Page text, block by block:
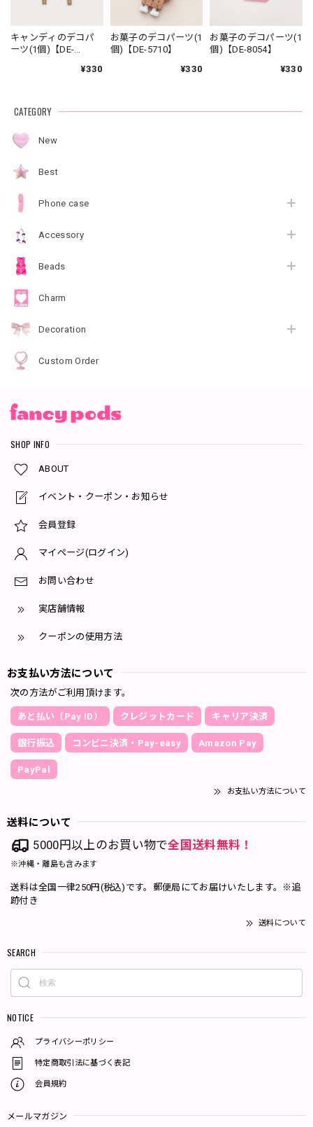
キャンディのデコパ
ーツ(1個)【DE-
¥330
お菓子のデコパーツ(1
個)【DE-5710】
¥330
お菓子のデコパーツ(1
個)【DE-8054】
¥330
CATEGORY
New
Best
Phone case
Accessory
Beads
Charm
Decoration
Custom Order
SHOP INFO
ABOUT
イベント・クーポン・お知らせ
会員登録
マイページ(ログイン)
お問い合わせ
実店舗情報
クーポンの使用方法
お支払い方法について
次の方法がご利用頂けます。
あと払い（Pay ID） クレジットカード キャリア決済
銀行振込 コンビニ決済・Pay-easy Amazon Pay
PayPal
お支払い方法について
送料について
5000円以上のお買い物で全国送料無料！
※沖縄・離島も含みます
送料は全国一律250円(税込)です。郵便局にてお届けいたします。※追
跡付き
送料について
SEARCH
NOTICE
プライバシーポリシー
特定商取引法に基づく表記
会員規約
メールマガジン